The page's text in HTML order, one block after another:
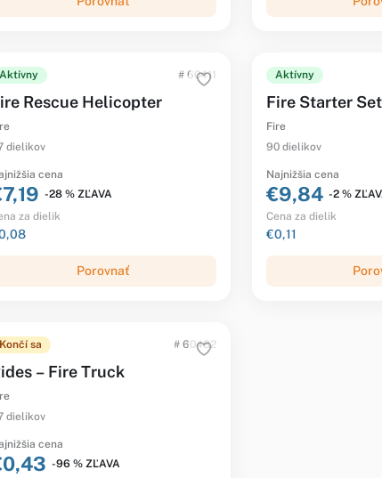
Aktívny # 60411
Rescue Helicopter
dielikov
cena
-28 % ZĽAVA
za dielik
Porovnať
Aktívny
Fire Starter Set
Fire
90 dielikov
Najnižšia cena
€9,84 -2 %
Cena za dielik
€0,11
Končí sa # 60482
– Fire Truck
dielikov
cena
-96 % ZĽAVA